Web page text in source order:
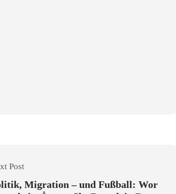
Post
Migration – und Fußball: Wor